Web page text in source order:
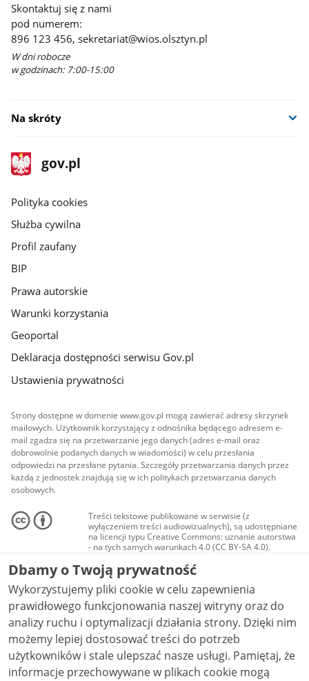
Skontaktuj się z nami
pod numerem:
896 123 456, sekretariat@wios.olsztyn.pl
W dni robocze
w godzinach: 7:00-15:00
Na skróty
stopka
gov.pl
Strona
gov.pl
gov.pl
Polityka cookies
Służba cywilna
Profil zaufany
BIP
Prawa autorskie
Warunki korzystania
Geoportal
Deklaracja dostępności serwisu Gov.pl
Ustawienia prywatności
Strony dostępne w domenie www.gov.pl mogą zawierać adresy skrzynek
mailowych. Użytkownik korzystający z odnośnika będącego adresem e-
mail zgadza się na przetwarzanie jego danych (adres e-mail oraz
dobrowolnie podanych danych w wiadomości) w celu przesłania
odpowiedzi na przesłane pytania. Szczegóły przetwarzania danych przez
każdą z jednostek znajdują się w ich politykach przetwarzania danych
osobowych.
Treści tekstowe publikowane w serwisie (z
wyłączeniem treści audiowizualnych), są udostępniane
na licencji typu Creative Commons: uznanie autorstwa
- na tych samych warunkach 4.0 (CC BY-SA 4.0).
Materiały audiowizualne, w tym zdjęcia, materiały
audio i wideo, są udostępniane na licencji typu
Creative Commons: uznanie autorstwa użycie
niekomercyjne - bez utworów zależnych 4.0 (CC BY-
NC-ND 4.0), o ile nie jest to stwierdzone inaczej.
Dbamy o Twoją prywatność
Wykorzystujemy pliki cookie w celu zapewnienia
prawidłowego funkcjonowania naszej witryny oraz do
analizy ruchu i optymalizacji działania strony. Dzięki nim
możemy lepiej dostosować treści do potrzeb
użytkowników i stale ulepszać nasze usługi. Pamiętaj, że
informacje przechowywane w plikach cookie mogą